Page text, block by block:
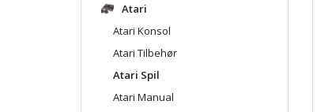
Atari
Atari Konsol
Atari Tilbehør
Atari Spil
Atari Manual